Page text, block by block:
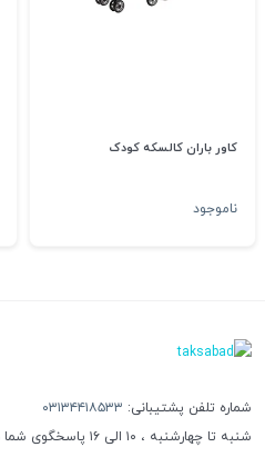
کاور باران کالسکه کودک
ناموجود
شماره تلفن پشتیبانی: ۰۳۱۳۴۴۱۸۵۳۳
شنبه تا چهارشنبه ، ۱۰ الی ۱۶ پاسخگوی شما هستیم